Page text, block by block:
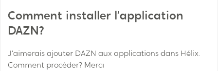
Comment installer l’application
DAZN?
J’aimerais ajouter DAZN aux applications dans Hélix.
Comment procéder? Merci